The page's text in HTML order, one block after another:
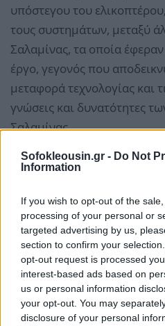
Sofokleousin.gr - Do Not
Information
If you wish to opt-out of the
processing of your personal or
targeted advertising by us,
section to confirm your
opt-out request is processed
interest-based ads based on
us or personal information
your opt-out. You may
disclosure of your personal
υπόστεγου του
τους συστημάτων, μεταξύ
Σαλαμίνας, τα οποία
έργο, γεγονός που
μεταφορά τεχνολογίας και
γνώσεις και δυνατότητες
Σαλαμίνας.